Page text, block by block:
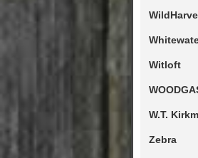
Witloft
W.T.
Zebra